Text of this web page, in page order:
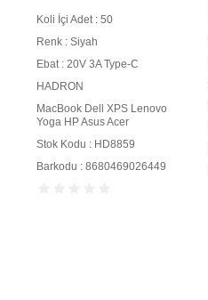
Koli İçi Adet : 50
Renk : Siyah
Ebat : 20V 3A Type-C
HADRON
MacBook Dell XPS Lenovo
Yoga HP Asus Acer
Stok Kodu : HD8859
Barkodu : 8680469026449